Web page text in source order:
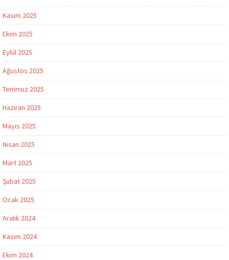
Kasım 2025
Ekim 2025
Eylül 2025
Ağustos 2025
Temmuz 2025
Haziran 2025
Mayıs 2025
Nisan 2025
Mart 2025
Şubat 2025
Ocak 2025
Aralık 2024
Kasım 2024
Ekim 2024